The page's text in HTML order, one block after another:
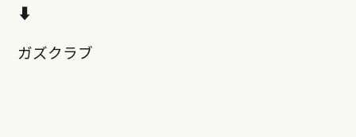
⬇︎
ガズクラブ